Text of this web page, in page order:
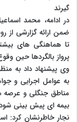
گیرند
در ادامه، محمد
ضمن ارائه گزارشی
تا هماهنگی های
پرواز بالگردها حین
وی پیشنهاد داد به
به عوامل اجرایی و
مناطق جنگلی و
بیمه ای پیش بینی
نجار خاطرنشان کرد: